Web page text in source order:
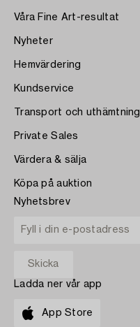
Våra Fine Art-resultat
Nyheter
Hemvärdering
Kundservice
Transport och uthämtning
Private Sales
Värdera & sälja
Köpa på auktion
Nyhetsbrev
Ladda ner vår app
App Store